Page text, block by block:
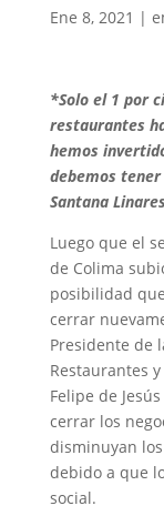
Ene 8, 2021 |
*Solo el 1 por
restaurantes
hemos
debemos
Santana Linares
Luego que el
de Colima
posibilidad
cerrar
Presidente de
Restaurantes
Felipe de
cerrar los
disminuyan
debido a que
social.